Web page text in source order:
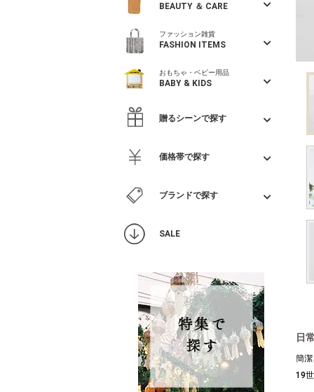
日
簡
19
BEAUTY ＆ CARE
ファッション雑貨
FASHION ITEMS
おもちゃ・ベビー用品
BABY & KIDS
贈るシーンで探す
価格帯で探す
ブランドで探す
SALE